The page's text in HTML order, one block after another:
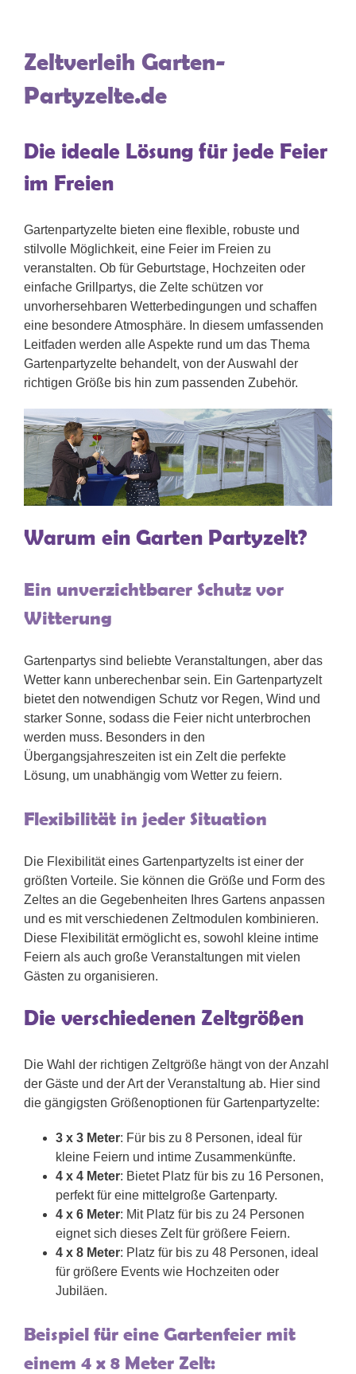
Zeltverleih Garten-
Partyzelte.de
Die ideale Lösung für jede Feier
im Freien
Gartenpartyzelte bieten eine flexible, robuste und
stilvolle Möglichkeit, eine Feier im Freien zu
veranstalten. Ob für Geburtstage, Hochzeiten oder
einfache Grillpartys, die Zelte schützen vor
unvorhersehbaren Wetterbedingungen und schaffen
eine besondere Atmosphäre. In diesem umfassenden
Leitfaden werden alle Aspekte rund um das Thema
Gartenpartyzelte behandelt, von der Auswahl der
richtigen Größe bis hin zum passenden Zubehör.
Warum ein Garten Partyzelt?
Ein unverzichtbarer Schutz vor
Witterung
Gartenpartys sind beliebte Veranstaltungen, aber das
Wetter kann unberechenbar sein. Ein Gartenpartyzelt
bietet den notwendigen Schutz vor Regen, Wind und
starker Sonne, sodass die Feier nicht unterbrochen
werden muss. Besonders in den
Übergangsjahreszeiten ist ein Zelt die perfekte
Lösung, um unabhängig vom Wetter zu feiern.
Flexibilität in jeder Situation
Die Flexibilität eines Gartenpartyzelts ist einer der
größten Vorteile. Sie können die Größe und Form des
Zeltes an die Gegebenheiten Ihres Gartens anpassen
und es mit verschiedenen Zeltmodulen kombinieren.
Diese Flexibilität ermöglicht es, sowohl kleine intime
Feiern als auch große Veranstaltungen mit vielen
Gästen zu organisieren.
Die verschiedenen Zeltgrößen
Die Wahl der richtigen Zeltgröße hängt von der Anzahl
der Gäste und der Art der Veranstaltung ab. Hier sind
die gängigsten Größenoptionen für Gartenpartyzelte:
3 x 3 Meter: Für bis zu 8 Personen, ideal für
kleine Feiern und intime Zusammenkünfte.
4 x 4 Meter: Bietet Platz für bis zu 16 Personen,
perfekt für eine mittelgroße Gartenparty.
4 x 6 Meter: Mit Platz für bis zu 24 Personen
eignet sich dieses Zelt für größere Feiern.
4 x 8 Meter: Platz für bis zu 48 Personen, ideal
für größere Events wie Hochzeiten oder
Jubiläen.
Beispiel für eine Gartenfeier mit
einem 4 x 8 Meter Zelt: